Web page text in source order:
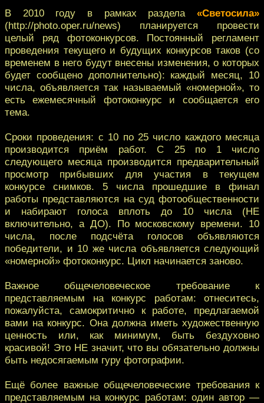
В 2010 году в рамках раздела «Светосила»
(http://photo.oper.ru/news) планируется провести
целый ряд фотоконкурсов. Постоянный регламент
проведения текущего и будущих конкурсов таков (со
временем в него будут внесены изменения, о которых
будет сообщено дополнительно): каждый месяц, 10
числа, объявляется так называемый «номерной», то
есть ежемесячный фотоконкурс и сообщается его
тема.
Сроки проведения: с 10 по 25 число каждого месяца
производится приём работ. С 25 по 1 число
следующего месяца производится предварительный
просмотр прибывших для участия в текущем
конкурсе снимков. 5 числа прошедшие в финал
работы представляются на суд фотообщественности
и набирают голоса вплоть до 10 числа (НЕ
включительно, а ДО). По московскому времени. 10
числа, после подсчёта голосов объявляются
победители, и 10 же числа объявляется следующий
«номерной» фотоконкурс. Цикл начинается заново.
Важное общечеловеческое требование к
представляемым на конкурс работам: отнеситесь,
пожалуйста, самокритично к работе, предлагаемой
вами на конкурс. Она должна иметь художественную
ценность или, как минимум, быть бездуховно
красивой! Это НЕ значит, что вы обязательно должны
быть недосягаемым гуру фотографии.
Ещё более важные общечеловеческие требования к
представляемым на конкурс работам: один автор —